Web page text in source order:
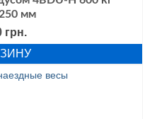
мм
грн.